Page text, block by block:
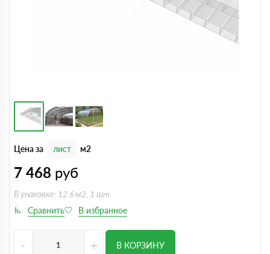
Цена за лист м2
7 468 руб
В упаковке: 12.6 м2, 1 шт
- + В КОРЗИНУ